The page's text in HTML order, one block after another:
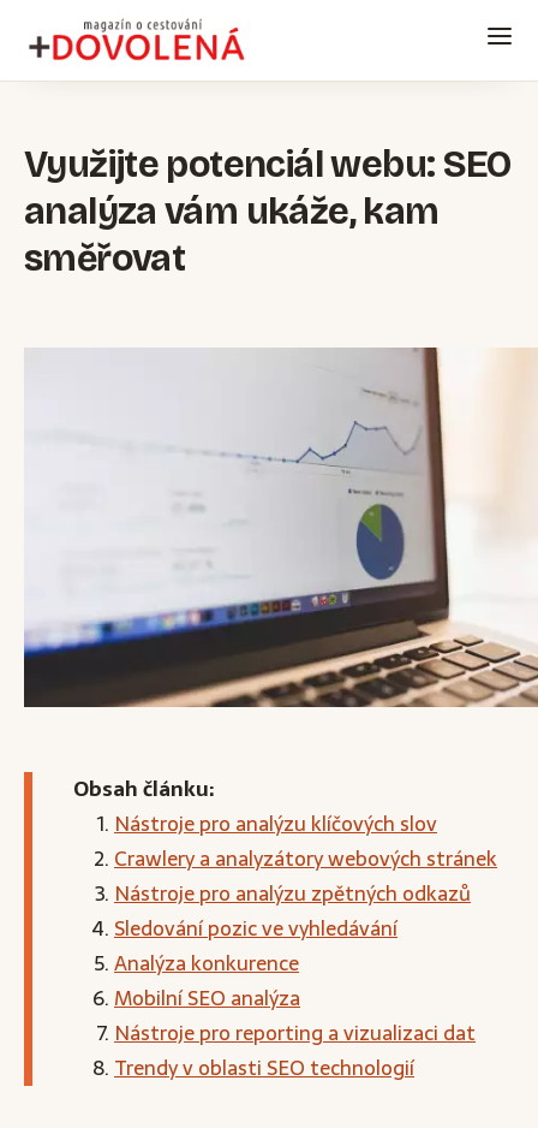
Využijte potenciál webu: SEO
analýza vám ukáže, kam
směřovat
Obsah článku:
Nástroje pro analýzu klíčových slov
Crawlery a analyzátory webových stránek
Nástroje pro analýzu zpětných odkazů
Sledování pozic ve vyhledávání
Analýza konkurence
Mobilní SEO analýza
Nástroje pro reporting a vizualizaci dat
Trendy v oblasti SEO technologií